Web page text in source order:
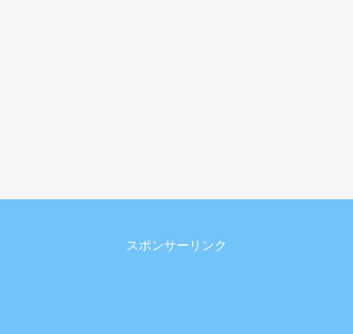
スポンサーリンク